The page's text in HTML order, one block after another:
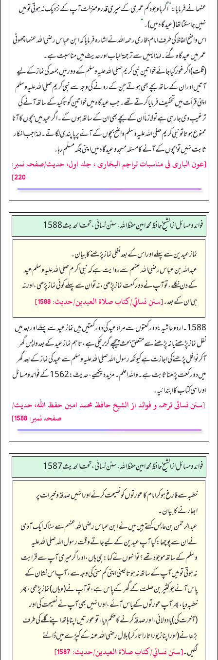
عنہما نے فرمایا:”اگر باوجود کم عمری کے میری قدر و منزلت آپ کے نزدیک نہ ہوتی تو میں
نہیں جا سکتا تھا (عیدگاہ میں)۔‏‏‏‏“
اس واضح الفاظ کی طرف امام بخاری رحمہ اللہ نے اشارہ فرمایا کہ ابن عباس رضی اللہ عنہما چھوٹی
عمر میں عیدگاہ گئے۔ لہٰذا یہیں سے ترجمۃ الباب اور حدیث میں مناسبت ہے۔
(قلت) اگر غور کیا جائے خواتین نبی کریم صلی اللہ علیہ وسلم کے دور میں جمعہ کی نماز کے لیے
آتیں اور ان کے ساتھ بچے بھی ہوتے جن کے رونے کی وجہ سے نبی کریم صلی اللہ علیہ وسلم
اپنی قرأت میں تخفیف فرمایا کرتے تھے۔ جب عیدگاہ میں خواتین کو تاکید کے ساتھ آنے کی
ترغیب دی جا رہی ہے تو لازماً ان کے بچے بھی ان کے ساتھ ہوں گے۔ اگر عید میں بچوں کا آنا
ممنوع ہوتا تو نبی کریم صلی اللہ علیہ وسلم واضح بچوں کے آنے پر پاپندی لگاتے۔ لہٰذا جب انکار
ثابت نہیں تو بچوں کے آنے کا مسئلہ مسجد و عیدگاہ میں اپنی جگہ مسلّم رہا۔
[عون الباری فی مناسبات تراجم البخاری ، جلد اول، حدیث/صفحہ نمبر:
220]
فوائد ومسائل از الشيخ حافظ محمد امين حفظ الله، سنن نسائي، تحت الحديث 1588
نماز عیدین سے پہلے اور اس کے بعد نفلی نماز پڑھنے کا بیان۔
عبداللہ بن عباس رضی اللہ عنہم سے روایت ہے کہ نبی اکرم صلی اللہ علیہ وسلم عید
کے دن نکلے، تو آپ نے دو رکعت نماز پڑھی، نہ تو ان سے پہلے کوئی نماز پڑھی، اور نہ
ہی ان کے بعد۔[سنن نسائي/كتاب صلاة العيدين/حدیث: 1588]
1588۔ اردو حاشیہ: دورکعتوں سے مراد عید کی دورکعتیں ہیں نماز عید سے پہلے اور بعد میں
نفل نماز پڑھنے یا نہ پڑھنے سے متعلق بحث پیچھے گزر چکی ہے، تاہم نماز عید کے بعد واپس گھر
آکر نوافل پڑھنے کی اجازت ہے کیونکہ رسول اللہ صلی اللہ علیہ وسلم سے عید کی نماز کے بعد گھر
میں دو رکعت پڑھنا ثابت ہے۔ واللہ اعلم۔ مزید دیکھیے، حدیث: 1562 کے فوائدومسائل
اور اسی کتاب کا ابتدائیہ۔
[سنن نسائی ترجمہ و فوائد از الشیخ حافظ محمد امین حفظ اللہ، حدیث/
صفحہ نمبر: 1588]
فوائد ومسائل از الشيخ حافظ محمد امين حفظ الله، سنن نسائي، تحت الحديث 1587
خطبہ سے فارغ ہو کر امام کا عورتوں کو نصیحت کرنے اور انہیں صدقہ و خیرات پر
ابھارنے کا بیان۔
عبدالرحمٰن بن عابس کہتے ہیں میں نے ابن عباس رضی اللہ عنہم سے سنا کہ ایک آدمی
نے ان سے پوچھا: کیا آپ عیدین کے لیے جاتے وقت رسول اللہ صلی اللہ علیہ
وسلم کے ساتھ موجود تھے؟ تو انہوں نے کہا: جی ہاں، اور اگر میری آپ سے قرابت
نہ ہوتی تو میں آپ کے ساتھ نہ ہوتا یعنی اپنی کم سنی کی وجہ سے، آپ اس نشان کے
پاس آئے جو کثیر بن صلت کے گھر کے پاس ہے، تو آپ نے (وہاں) نماز پڑھی، پھر
خطبہ دیا، پھر آپ عورتوں کے پاس آئے، اور انہیں بھی آپ نے نصیحت کی اور
(آخرت کی) یاد دلائی، اور صدقہ کرنے کا حکم دیا، تو عورتیں اپنا ہاتھ اپنے گلے کی طرف
بڑھانے (اور اپنا زیور اتار اتار کر) بلال رضی اللہ عنہ کے کپڑے میں ڈالنے
لگیں۔[سنن نسائي/كتاب صلاة العيدين/حدیث: 1587]